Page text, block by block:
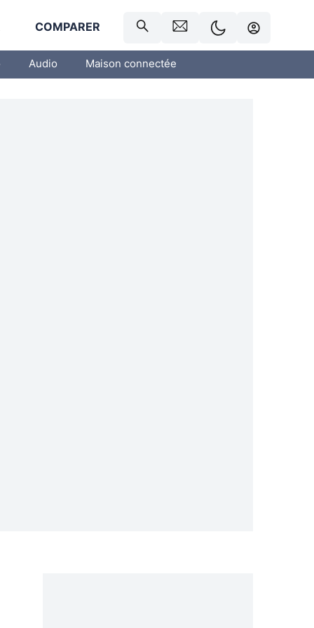
COMPARER
Audio Maison connectée